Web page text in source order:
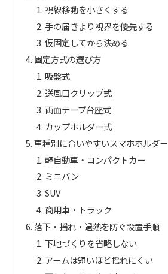
視線移動を小さくする
手の届きより視界を優先する
仮固定してから決める
固定方式の選び方
吸盤式
送風口クリップ式
両面テープ台座式
カップホルダー式
車種別に合いやすいスマホホルダー
軽自動車・コンパクトカー
ミニバン
SUV
商用車・トラック
落下・揺れ・過熱を防ぐ設置手順
下地づくりを省略しない
アームは短いほど揺れにくい